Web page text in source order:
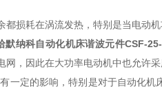
损耗在涡流发热，特别是当电动
默纳科自动化机床谐波元件CSF-
，因此在大功率电动机中也允许采
定的影响，特别是对于自动化机